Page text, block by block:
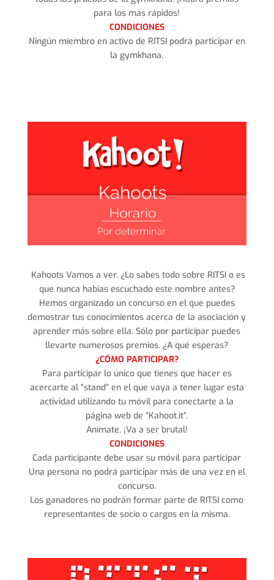
para los más rápidos!
CONDICIONES
Ningún miembro en activo de RITSI podrá participar en
la gymkhana.
Kahoots Vamos a ver. ¿Lo sabes todo sobre RITSI o es
que nunca habías escuchado este nombre antes?
Hemos organizado un concurso en el que puedes
demostrar tus conocimientos acerca de la asociación y
aprender más sobre ella. Sólo por participar puedes
llevarte numerosos premios. ¿A qué esperas?
¿CÓMO PARTICIPAR?
Para participar lo único que tienes que hacer es
acercarte al “stand” en el que vaya a tener lugar esta
actividad utilizando tu móvil para conectarte a la
página web de “Kahoot.it”.
Anímate, ¡Va a ser brutal!
CONDICIONES
Cada participante debe usar su móvil para participar
Una persona no podrá participar más de una vez en el
concurso.
Los ganadores no podrán formar parte de RITSI como
representantes de socio o cargos en la misma.